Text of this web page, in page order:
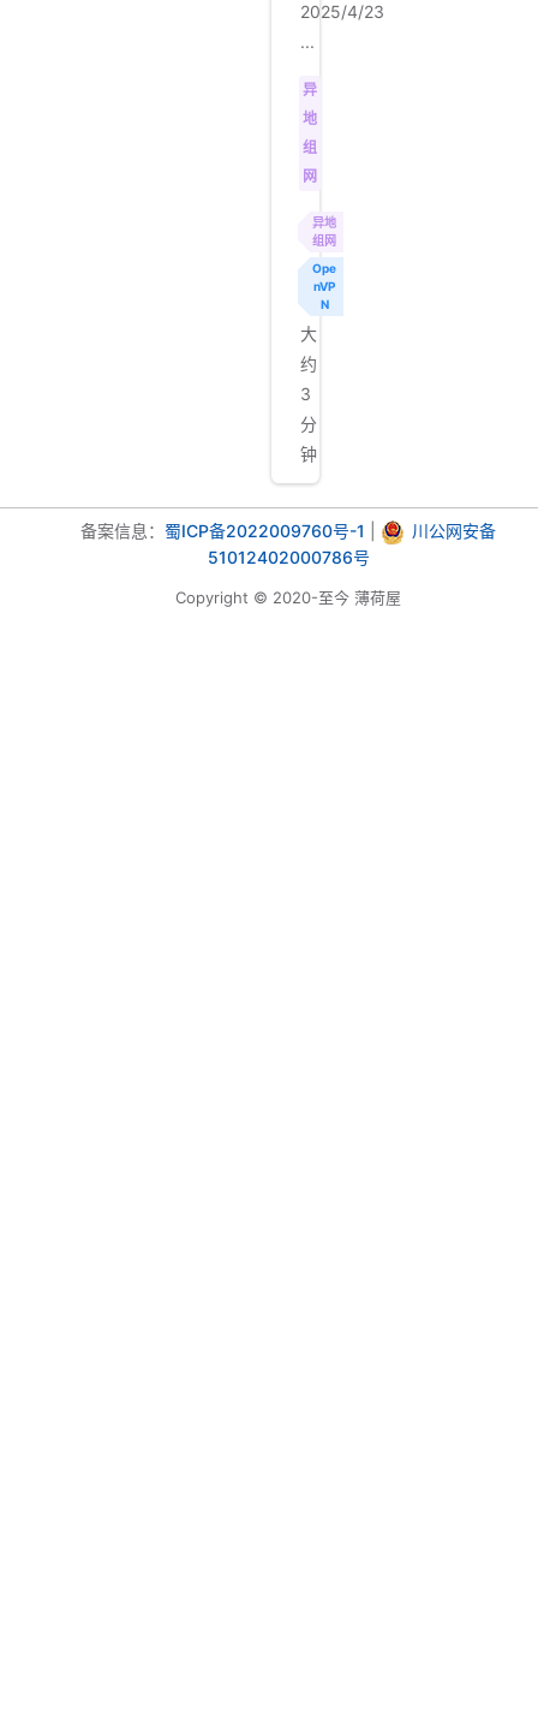
2025/4/23
...
异
地
组
网
异地
组网
Ope
nVP
N
大
约
3
分
钟
备案信息： 蜀ICP备2022009760号-1
川公网安备
51012402000786号
Copyright © 2020-至今 薄荷屋